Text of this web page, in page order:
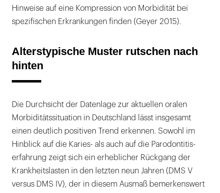
Hinweise auf eine Kompression von Morbidität bei
spezifischen Erkrankungen finden (Geyer 2015).
Alterstypische Muster rutschen nach
hinten
Die Durchsicht der Datenlage zur aktuellen oralen
Morbiditätssituation in Deutschland lässt insgesamt
einen deutlich positiven Trend erkennen. Sowohl im
Hinblick auf die Karies- als auch auf die Parodontitis-
erfahrung zeigt sich ein erheblicher Rückgang der
Krankheitslasten in den letzten neun Jahren (DMS V
versus DMS IV), der in diesem Ausmaß bemerkenswert